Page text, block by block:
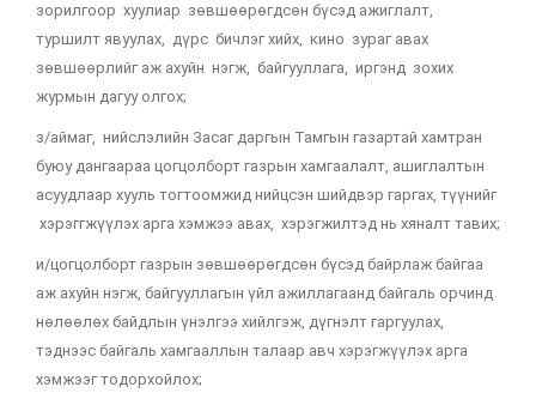
зорилгоор хуулиар зөвшөөрөгдсөн бүсэд ажиглалт,
туршилт явуулах, дүрс бичлэг хийх, кино зураг авах
зөвшөөрлийг аж ахуйн нэгж, байгууллага, иргэнд зохих
журмын дагуу олгох;
з/аймаг, нийслэлийн Засаг даргын Тамгын газартай хамтран
буюу дангаараа цогцолборт газрын хамгаалалт, ашиглалтын
асуудлаар хууль тогтоомжид нийцсэн шийдвэр гаргах, түүнийг
хэрэггжүүлэх арга хэмжээ авах, хэрэгжилтэд нь хяналт тавих;
и/цогцолборт газрын зөвшөөрөгдсөн бүсэд байрлаж байгаа
аж ахуйн нэгж, байгууллагын үйл ажиллагаанд байгаль орчинд
нөлөөлөх байдлын үнэлгээ хийлгэж, дүгнэлт гаргуулах,
тэднээс байгаль хамгааллын талаар авч хэрэгжүүлэх арга
хэмжээг тодорхойлох;